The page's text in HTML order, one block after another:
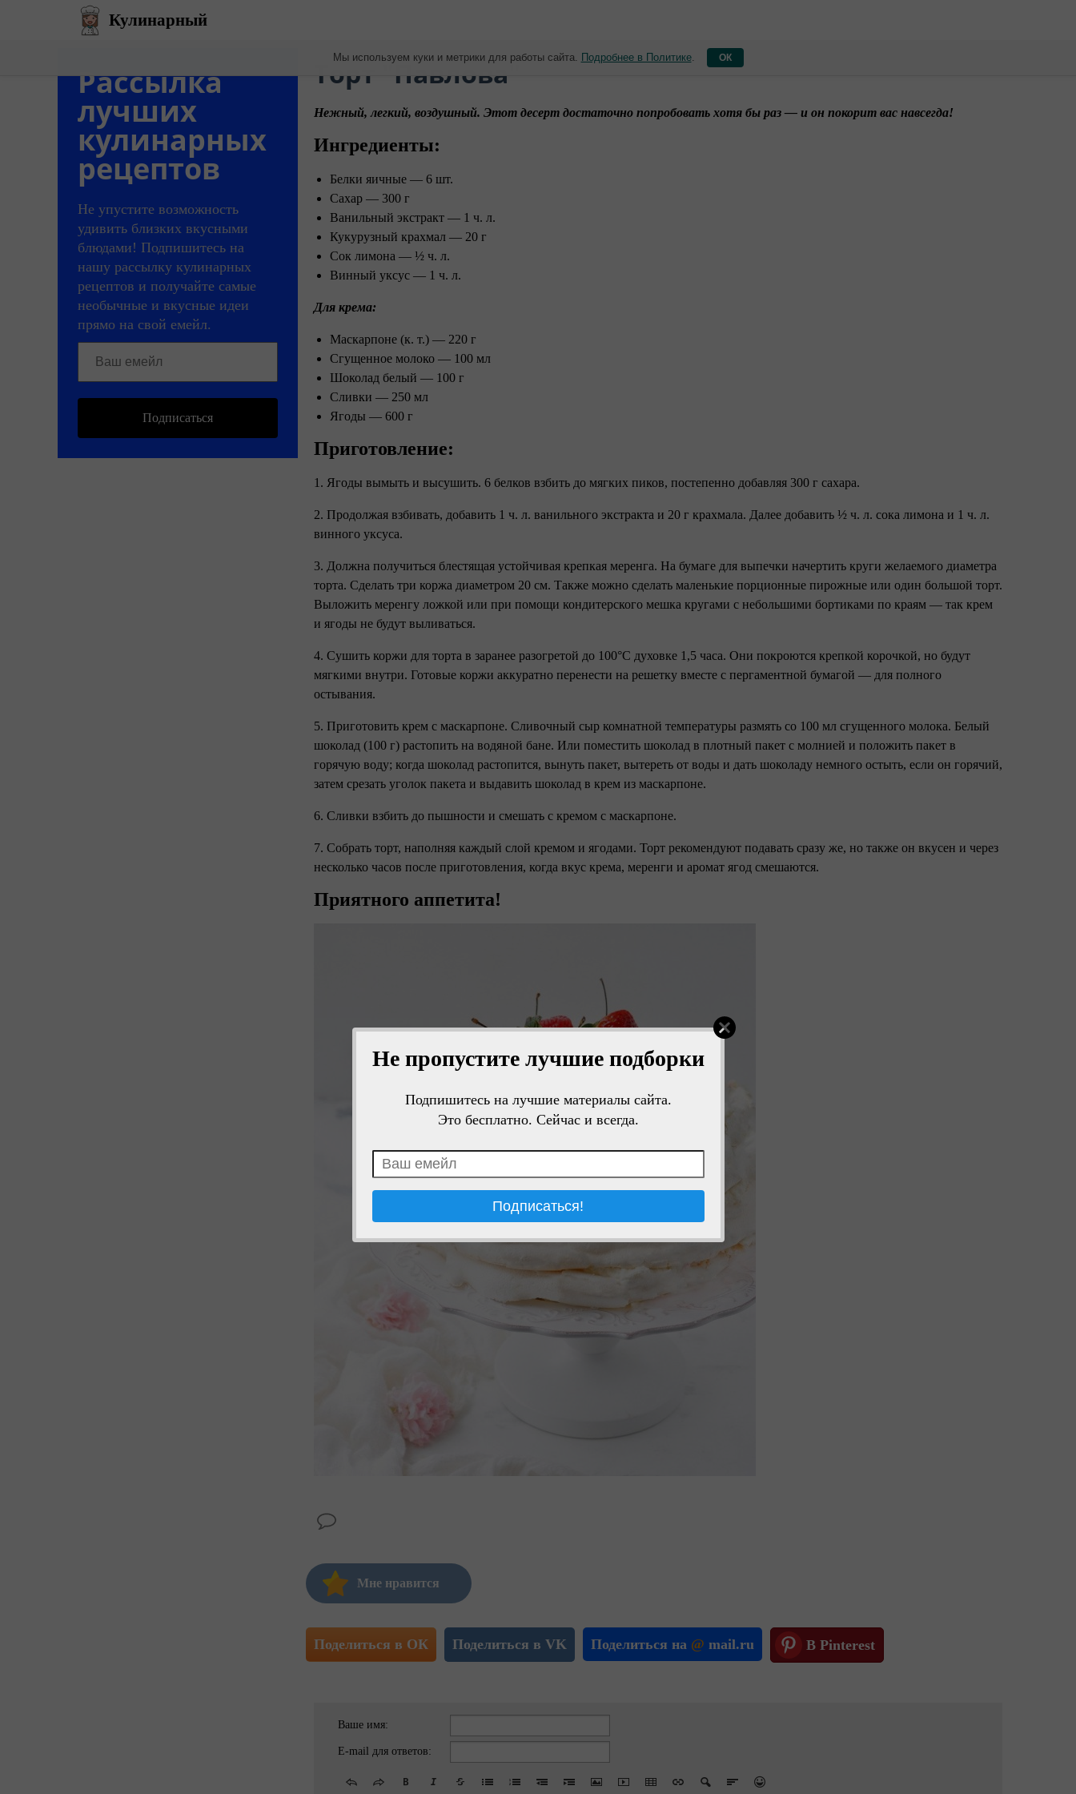
Не пропустите лучшие подборки
Подпишитесь на лучшие материалы сайта.
Это бесплатно. Сейчас и всегда.
Кулинарный
Рассылка
лучших
кулинарных
рецептов
Не упустите возможность
удивить близких вкусными
блюдами! Подпишитесь на
нашу рассылку кулинарных
рецептов и получайте самые
необычные и вкусные идеи
прямо на свой емейл.
Подписаться
​Торт "Павлова"
Нежный, легкий, воздушный. Этот десерт достаточно попробовать хотя бы раз — и он покорит вас навсегда!
Ингредиенты:
Белки яичные — 6 шт.
Сахар — 300 г
Ванильный экстракт — 1 ч. л.
Кукурузный крахмал — 20 г
Сок лимона — ½ ч. л.
Винный уксус — 1 ч. л.
Для крема:
Маскарпоне (к. т.) — 220 г
Сгущенное молоко — 100 мл
Шоколад белый — 100 г
Сливки — 250 мл
Ягоды — 600 г
Приготовление:
1. Ягоды вымыть и высушить. 6 белков взбить до мягких пиков, постепенно добавляя 300 г сахара.
2. Продолжая взбивать, добавить 1 ч. л. ванильного экстракта и 20 г крахмала. Далее добавить ½ ч. л. сока лимона и 1 ч. л.
винного уксуса.
3. Должна получиться блестящая устойчивая крепкая меренга. На бумаге для выпечки начертить круги желаемого диаметра
торта. Сделать три коржа диаметром 20 см. Также можно сделать маленькие порционные пирожные или один большой торт.
Выложить меренгу ложкой или при помощи кондитерского мешка кругами с небольшими бортиками по краям — так крем
и ягоды не будут выливаться.
4. Сушить коржи для торта в заранее разогретой до 100°C духовке 1,5 часа. Они покроются крепкой корочкой, но будут
мягкими внутри. Готовые коржи аккуратно перенести на решетку вместе с пергаментной бумагой — для полного
остывания.
5. Приготовить крем с маскарпоне. Сливочный сыр комнатной температуры размять со 100 мл сгущенного молока. Белый
шоколад (100 г) растопить на водяной бане. Или поместить шоколад в плотный пакет с молнией и положить пакет в
горячую воду; когда шоколад растопится, вынуть пакет, вытереть от воды и дать шоколаду немного остыть, если он горячий,
затем срезать уголок пакета и выдавить шоколад в крем из маскарпоне.
6. Сливки взбить до пышности и смешать с кремом с маскарпоне.
7. Собрать торт, наполняя каждый слой кремом и ягодами. Торт рекомендуют подавать сразу же, но также он вкусен и через
несколько часов после приготовления, когда вкус крема, меренги и аромат ягод смешаются.
Приятного аппетита!
Мне нравится
Поделиться в ОК Поделиться в VK Поделиться на @ mail.ru В Pinterest
Ваше имя:
E-mail для ответов:
Мы используем куки и метрики для работы сайта. Подробнее в Политике. ОК